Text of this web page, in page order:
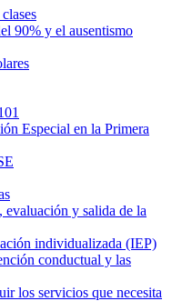
90% y el ausentismo
Especial en la Primera
evaluación y salida de la
individualizada (IEP)
conductual y las
los servicios que necesita